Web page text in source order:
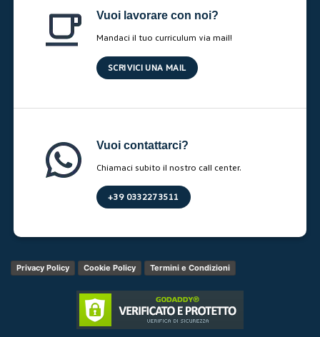
Vuoi lavorare con noi?
Mandaci il tuo curriculum via mail!
SCRIVICI UNA MAIL
Vuoi contattarci?
Chiamaci subito il nostro call center.
+39 0332273511
Privacy Policy Cookie Policy Termini e Condizioni